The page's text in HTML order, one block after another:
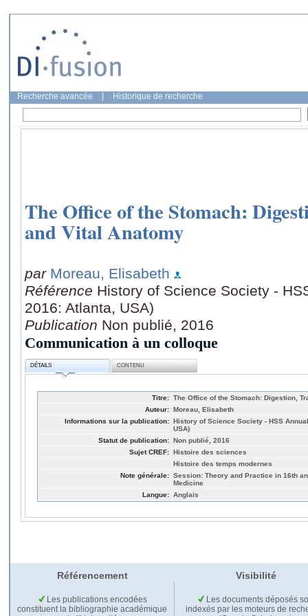
Recherche avancée Historique de recherche
The Office of the Stomach:
and Vital Anatomy
par Moreau, Elisabeth
Référence History of Science Society -
2016: Atlanta, USA)
Publication Non publié, 2016
Communication à un colloque
DÉTAILS CONTENU
Titre: The Office of the Stomach: Digestion,
Auteur: Moreau, Elisabeth
Informations sur la publication: History of Science Society - HSS
USA)
Statut de publication: Non publié, 2016
Sujet CREF: Histoire des sciences
Histoire des temps modernes
Note générale: Session: Theory and Practice in 16th
Medicine
Langue: Anglais
Référencement Visibilité
Les publications encodées
constituent la bibliographie académique
Les documents déposés
indexés par les moteurs de